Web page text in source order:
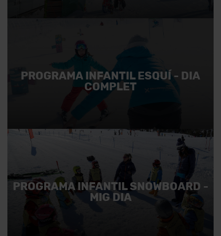
PROGRAMA INFANTIL ESQUÍ - DIA
COMPLET
PROGRAMA INFANTIL SNOWBOARD -
MIG DIA